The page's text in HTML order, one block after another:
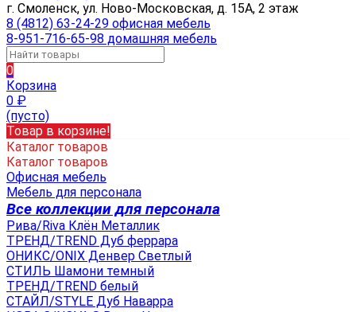
г. Смоленск, ул. Ново-Московская, д. 15А, 2 этаж
8 (4812) 63-24-29 офисная мебель
8-951-716-65-98 домашняя мебель
0
Корзина
0 ₽
(пусто)
Товар в корзине!
Каталог товаров
Каталог товаров
Офисная мебель
Мебель для персонала
Все коллекции для персонала
Рива/Riva Клён Металлик
ТРЕНД/TREND Дуб феррара
ОНИКС/ONIX Денвер Светлый
СТИЛЬ Шамони темный
ТРЕНД/TREND белый
СТАЙЛ/STYLE Дуб Наварра